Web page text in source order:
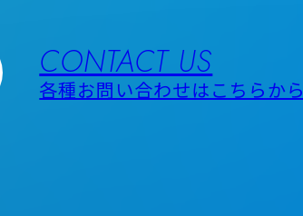
CONTACT US
各種お問い合わせはこちらから